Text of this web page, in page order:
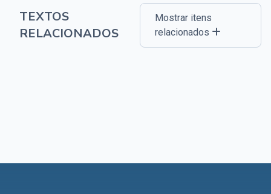
TEXTOS
RELACIONADOS
Mostrar itens
relacionados